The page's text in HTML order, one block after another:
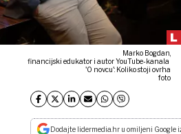
Marko Bogdan,
financijski edukator i autor YouTube-kanala
'O novcu': Koliko stoji ovrha
foto
Dodajte lidermedia.hr u omiljeni Google